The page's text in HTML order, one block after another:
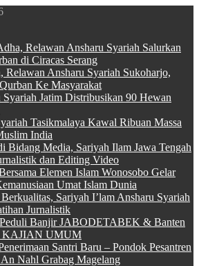
Relawan Ansharu Syariah Salurkan
di Ciracas Serang
Relawan Ansharu Syariah Sukoharjo,
Ke Masyarakat
Jatim Distribusikan 90 Hewan
Tasikmalaya Kawal Ribuan Massa
India
Bidang Media, Sariyah Ilam Jawa Tengah
dan Editing Video
Elemen Islam Wonosobo Gelar
Umat Islam Dunia
Sariyah I’lam Ansharu Syariah
Jurnalistik
Banjir JABODETABEK & Banten
UMUM
Santri Baru – Pondok Pesantren
Nahl Grabag Magelang